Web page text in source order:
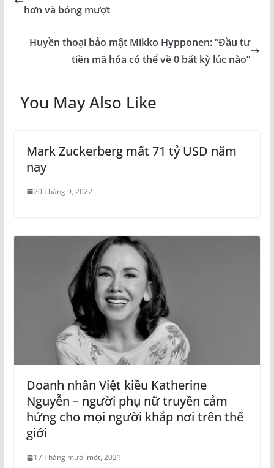
hơn và bóng mượt
Huyền thoại bảo mật Mikko Hypponen: “Đầu tư
tiền mã hóa có thể về 0 bất kỳ lúc nào”
You May Also Like
Mark Zuckerberg mất 71 tỷ USD năm
nay
20 Tháng 9, 2022
Doanh nhân Việt kiều Katherine
Nguyễn – người phụ nữ truyền cảm
hứng cho mọi người khắp nơi trên thế
giới
17 Tháng mười một, 2021